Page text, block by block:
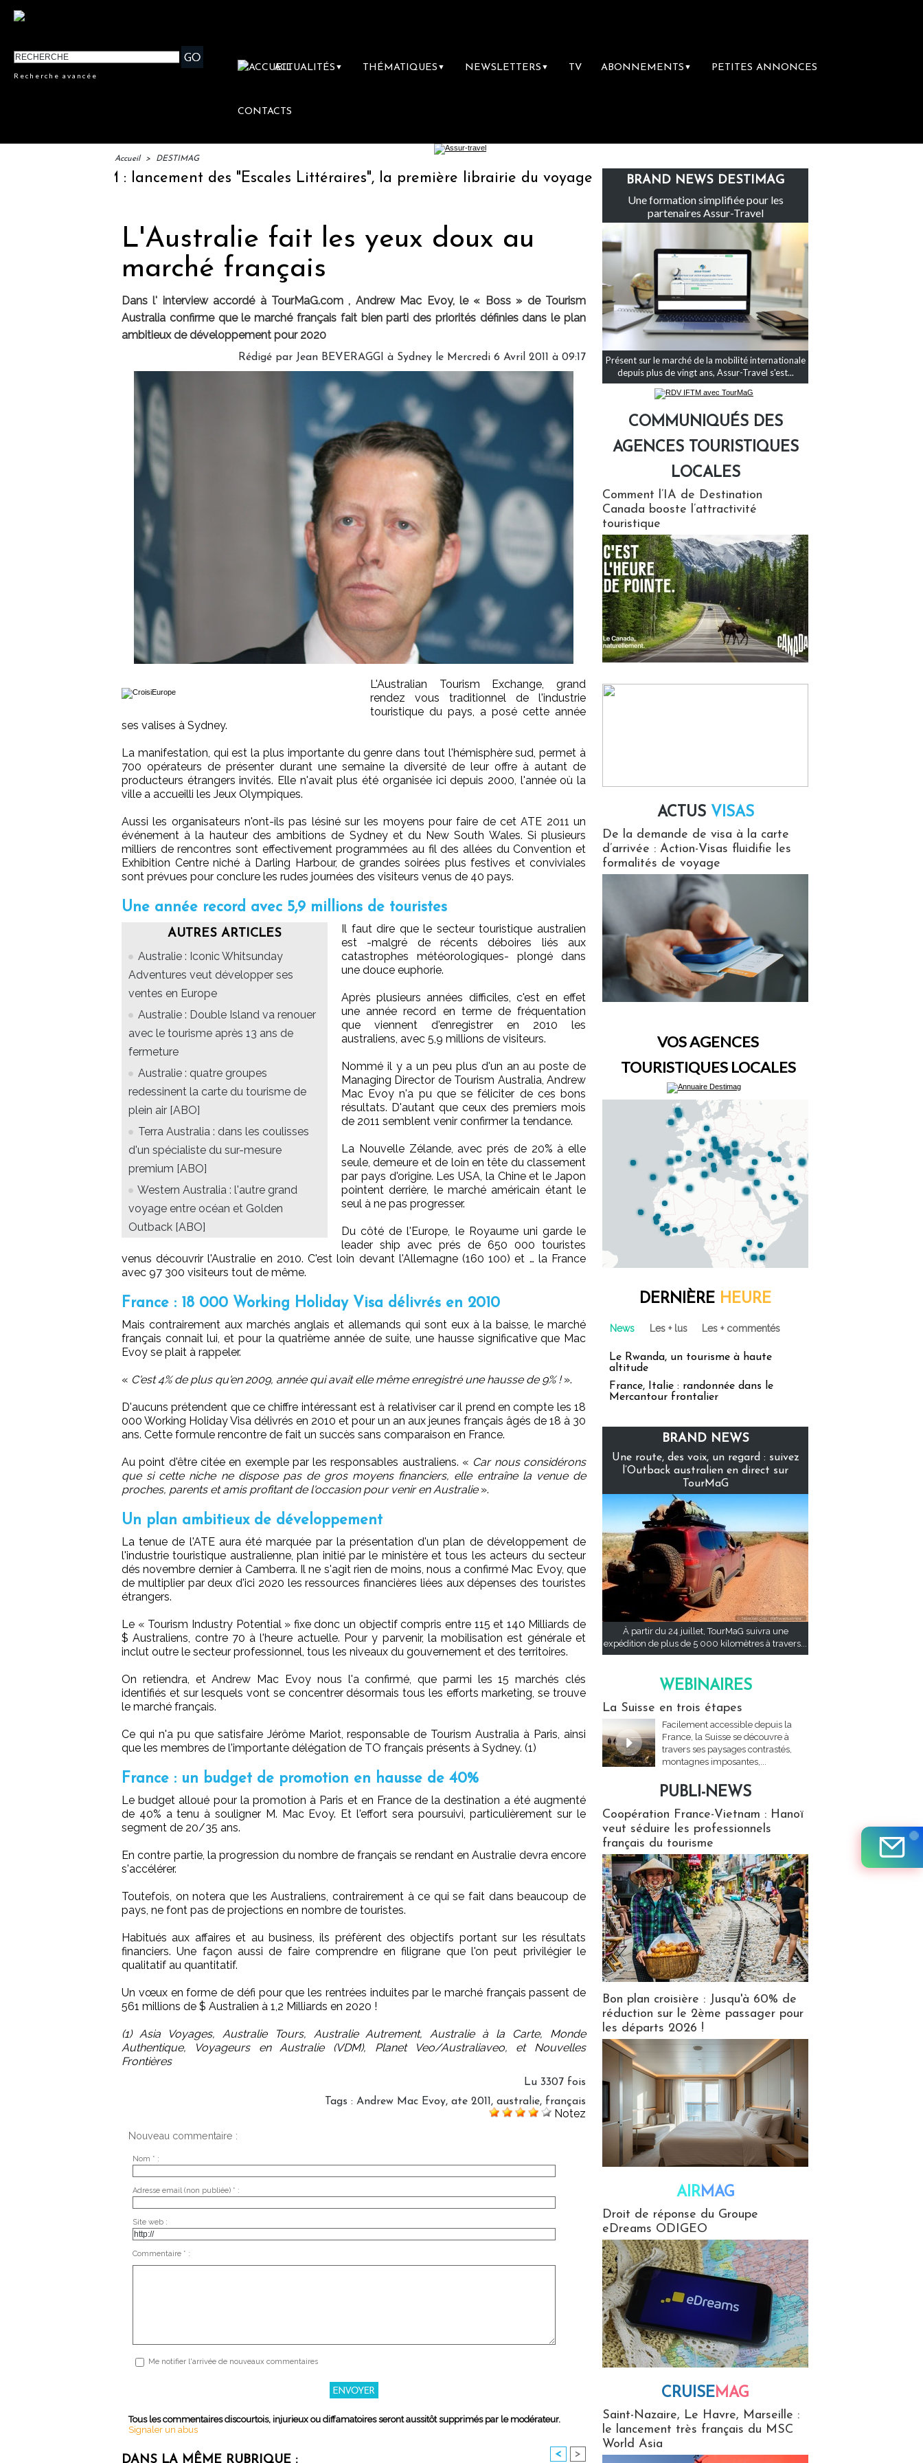
Recherche avancée
ACTUALITÉS ▼ THÉMATIQUES ▼ NEWSLETTERS ▼ TV ABONNEMENTS ▼ PETITES ANNONCES
CONTACTS
Accueil > DESTIMAG
IFTM : lancement des "Escales Littéraires", la première librairie du voyage Le groupe Sainte-Claire rachète Eden Tour
L'Australie fait les yeux doux au
marché français
Dans l' interview accordé à TourMaG.com , Andrew Mac Evoy, le « Boss » de Tourism
Australia confirme que le marché français fait bien parti des priorités définies dans le plan
ambitieux de développement pour 2020
Rédigé par Jean BEVERAGGI à Sydney le Mercredi 6 Avril 2011 à 09:17
L'Australian Tourism Exchange, grand
rendez vous traditionnel de l'industrie
touristique du pays, a posé cette année
ses valises à Sydney.
La manifestation, qui est la plus importante du genre dans tout l'hémisphère sud, permet à
700 opérateurs de présenter durant une semaine la diversité de leur offre à autant de
producteurs étrangers invités. Elle n'avait plus été organisée ici depuis 2000, l'année où la
ville a accueilli les Jeux Olympiques.
Aussi les organisateurs n'ont-ils pas lésiné sur les moyens pour faire de cet ATE 2011 un
événement à la hauteur des ambitions de Sydney et du New South Wales. Si plusieurs
milliers de rencontres sont effectivement programmées au fil des allées du Convention et
Exhibition Centre niché à Darling Harbour, de grandes soirées plus festives et conviviales
sont prévues pour conclure les rudes journées des visiteurs venus de 40 pays.
Une année record avec 5,9 millions de touristes
AUTRES ARTICLES
Australie : Iconic Whitsunday
Adventures veut développer ses
ventes en Europe
Australie : Double Island va renouer
avec le tourisme après 13 ans de
fermeture
Australie : quatre groupes
redessinent la carte du tourisme de
plein air [ABO]
Terra Australia : dans les coulisses
d'un spécialiste du sur-mesure
premium [ABO]
Western Australia : l'autre grand
voyage entre océan et Golden
Outback [ABO]
Il faut dire que le secteur touristique australien
est -malgré de récents déboires liés aux
catastrophes météorologiques- plongé dans
une douce euphorie.
Après plusieurs années difficiles, c'est en effet
une année record en terme de fréquentation
que viennent d'enregistrer en 2010 les
australiens, avec 5,9 millions de visiteurs.
Nommé il y a un peu plus d'un an au poste de
Managing Director de Tourism Australia, Andrew
Mac Evoy n'a pu que se féliciter de ces bons
résultats. D'autant que ceux des premiers mois
de 2011 semblent venir confirmer la tendance.
La Nouvelle Zélande, avec prés de 20% à elle
seule, demeure et de loin en tête du classement
par pays d'origine. Les USA, la Chine et le Japon
pointent derrière, le marché américain étant le
seul à ne pas progresser.
Du côté de l'Europe, le Royaume uni garde le
leader ship avec prés de 650 000 touristes
venus découvrir l'Australie en 2010. C'est loin devant l'Allemagne (160 100) et … la France
avec 97 300 visiteurs tout de même.
France : 18 000 Working Holiday Visa délivrés en 2010
Mais contrairement aux marchés anglais et allemands qui sont eux à la baisse, le marché
français connait lui, et pour la quatrième année de suite, une hausse significative que Mac
Evoy se plait à rappeler.
« C'est 4% de plus qu'en 2009, année qui avait elle même enregistré une hausse de 9% !».
D'aucuns prétendent que ce chiffre intéressant est à relativiser car il prend en compte les 18
000 Working Holiday Visa délivrés en 2010 et pour un an aux jeunes français âgés de 18 à 30
ans. Cette formule rencontre de fait un succès sans comparaison en France.
Au point d'être citée en exemple par les responsables australiens. « Car nous considérons
que si cette niche ne dispose pas de gros moyens financiers, elle entraîne la venue de
proches, parents et amis profitant de l'occasion pour venir en Australie».
Un plan ambitieux de développement
La tenue de l'ATE aura été marquée par la présentation d'un plan de développement de
l'industrie touristique australienne, plan initié par le ministère et tous les acteurs du secteur
dés novembre dernier à Camberra. Il ne s'agit rien de moins, nous a confirmé Mac Evoy, que
de multiplier par deux d'ici 2020 les ressources financières liées aux dépenses des touristes
étrangers.
Le « Tourism Industry Potential » fixe donc un objectif compris entre 115 et 140 Milliards de
$ Australiens, contre 70 à l'heure actuelle. Pour y parvenir, la mobilisation est générale et
inclut outre le secteur professionnel, tous les niveaux du gouvernement et des territoires.
On retiendra, et Andrew Mac Evoy nous l'a confirmé, que parmi les 15 marchés clés
identifiés et sur lesquels vont se concentrer désormais tous les efforts marketing, se trouve
le marché français.
Ce qui n'a pu que satisfaire Jérôme Mariot, responsable de Tourism Australia à Paris, ainsi
que les membres de l'importante délégation de TO français présents à Sydney. (1)
France : un budget de promotion en hausse de 40%
Le budget alloué pour la promotion à Paris et en France de la destination a été augmenté
de 40% a tenu à souligner M. Mac Evoy. Et l'effort sera poursuivi, particulièrement sur le
segment de 20/35 ans.
En contre partie, la progression du nombre de français se rendant en Australie devra encore
s'accélérer.
Toutefois, on notera que les Australiens, contrairement à ce qui se fait dans beaucoup de
pays, ne font pas de projections en nombre de touristes.
Habitués aux affaires et au business, ils préfèrent des objectifs portant sur les résultats
financiers. Une façon aussi de faire comprendre en filigrane que l'on peut privilégier le
qualitatif au quantitatif.
Un vœux en forme de défi pour que les rentrées induites par le marché français passent de
561 millions de $ Australien à 1,2 Milliards en 2020 !
(1) Asia Voyages, Australie Tours, Australie Autrement, Australie à la Carte, Monde
Authentique, Voyageurs en Australie (VDM), Planet Veo/Australiaveo, et Nouvelles
Frontières
Lu 3307 fois
Tags : Andrew Mac Evoy, ate 2011 , australie, français
Notez
Nouveau commentaire :
Nom * :
Adresse email (non publiée) * :
Site web :
Commentaire * :
Me notifier l'arrivée de nouveaux commentaires
Tous les commentaires discourtois, injurieux ou diffamatoires seront aussitôt supprimés par le modérateur.
Signaler un abus
DANS LA MÊME RUBRIQUE : < >
BRAND NEWS DESTIMAG
Une formation simplifiée pour les
partenaires Assur-Travel
Présent sur le marché de la mobilité internationale
depuis plus de vingt ans, Assur-Travel s'est...
COMMUNIQUÉS DES
AGENCES TOURISTIQUES
LOCALES
Comment l’IA de Destination
Canada booste l’attractivité
touristique
ACTUS VISAS
De la demande de visa à la carte
d’arrivée : Action-Visas fluidifie les
formalités de voyage
VOS AGENCES
TOURISTIQUES LOCALES
DERNIÈRE HEURE
News Les + lus Les + commentés
Le Rwanda, un tourisme à haute
altitude
France, Italie : randonnée dans le
Mercantour frontalier
BRAND NEWS
Une route, des voix, un regard : suivez
l’Outback australien en direct sur
TourMaG
À partir du 24 juillet, TourMaG suivra une
expédition de plus de 5 000 kilomètres à travers...
WEBINAIRES
La Suisse en trois étapes
Facilement accessible depuis la
France, la Suisse se découvre à
travers ses paysages contrastés,
montagnes imposantes,...
PUBLI-NEWS
Coopération France-Vietnam : Hanoï
veut séduire les professionnels
français du tourisme
Bon plan croisière : Jusqu'à 60% de
réduction sur le 2ème passager pour
les départs 2026 !
AIRMAG
Droit de réponse du Groupe
eDreams ODIGEO
CRUISEMAG
Saint-Nazaire, Le Havre, Marseille :
le lancement très français du MSC
World Asia